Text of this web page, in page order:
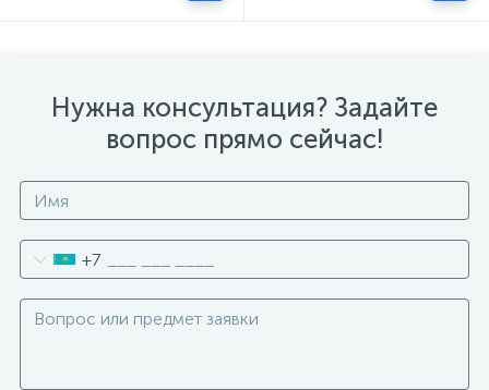
Нужна консультация? Задайте
вопрос прямо сейчас!
+7